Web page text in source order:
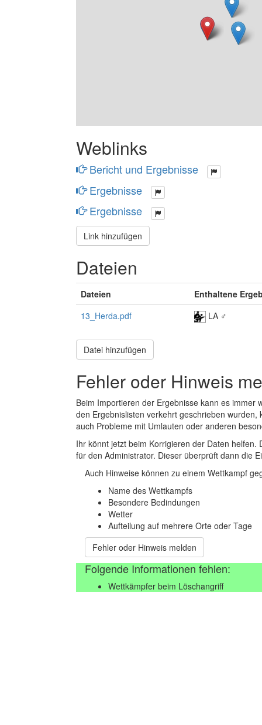
Weblinks
Bericht und Ergebnisse
Ergebnisse
Ergebnisse
Link hinzufügen
Dateien
Dateien
Enthaltene
13_Herda.pdf
LA ♂
Datei hinzufügen
Fehler oder Hinweis
Beim Importieren der Ergebnisse kann es
den Ergebnislisten verkehrt geschrieben
auch Probleme mit Umlauten oder anderen
Ihr könnt jetzt beim Korrigieren der Daten
für den Administrator. Dieser überprüft dann die
Auch Hinweise können zu einem Wettkampf
Name des Wettkampfs
Besondere Bedindungen
Wetter
Aufteilung auf mehrere Orte oder Tage
Fehler oder Hinweis melden
Folgende Informationen fehlen:
Wettkämpfer beim Löschangriff